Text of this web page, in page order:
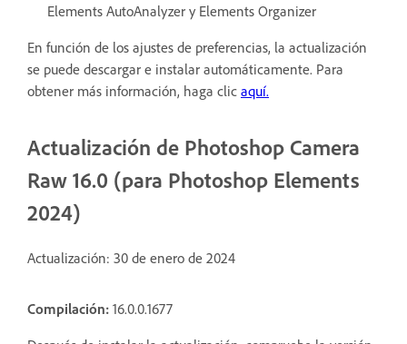
Elements AutoAnalyzer y Elements Organizer
En función de los ajustes de preferencias, la actualización
se puede descargar e instalar automáticamente. Para
obtener más información, haga clic aquí.
Actualización de Photoshop Camera
Raw 16.0 (para Photoshop Elements
2024)
Actualización: 30 de enero de 2024
Compilación: 16.0.0.1677